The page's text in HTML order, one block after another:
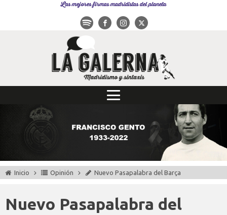
Las mejores firmas madridistas del planeta
Inicio Opinión Nuevo Pasapalabra del Barça
Nuevo Pasapalabra del